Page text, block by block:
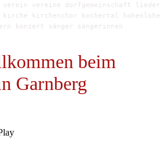
verein vereine dorfgemeinschaft lieder
kirchenchor kochertal hohenlohe
konzert sänger sängerinnen
beim
Garnberg